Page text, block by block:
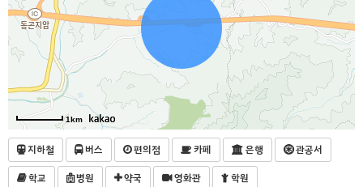
1km
지하철 버스 편의점 카페 은행
관공서
학교
병원 약국 영화관 학원